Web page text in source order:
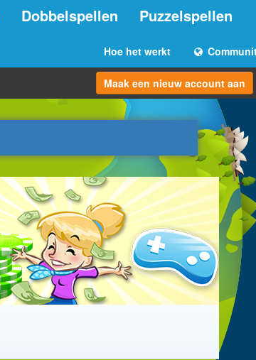
Dobbelspellen Puzzelspellen
Hoe het werkt
Maak een nieuw account aan